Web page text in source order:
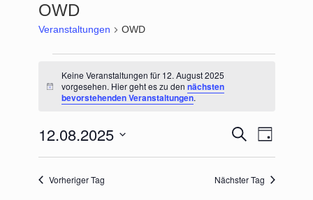
OWD
Veranstaltungen OWD
12.
August
Hinweis
Keine Veranstaltungen für 12. August 2025
vorgesehen. Hier geht es zu dennächsten
bevorstehenden Veranstaltungen.
Veranstaltungen
Suche
und
Navigation
Suche
Ansichten-
Navigation
Tag
12.08.2025
Vorheriger Tag Nächster Tag